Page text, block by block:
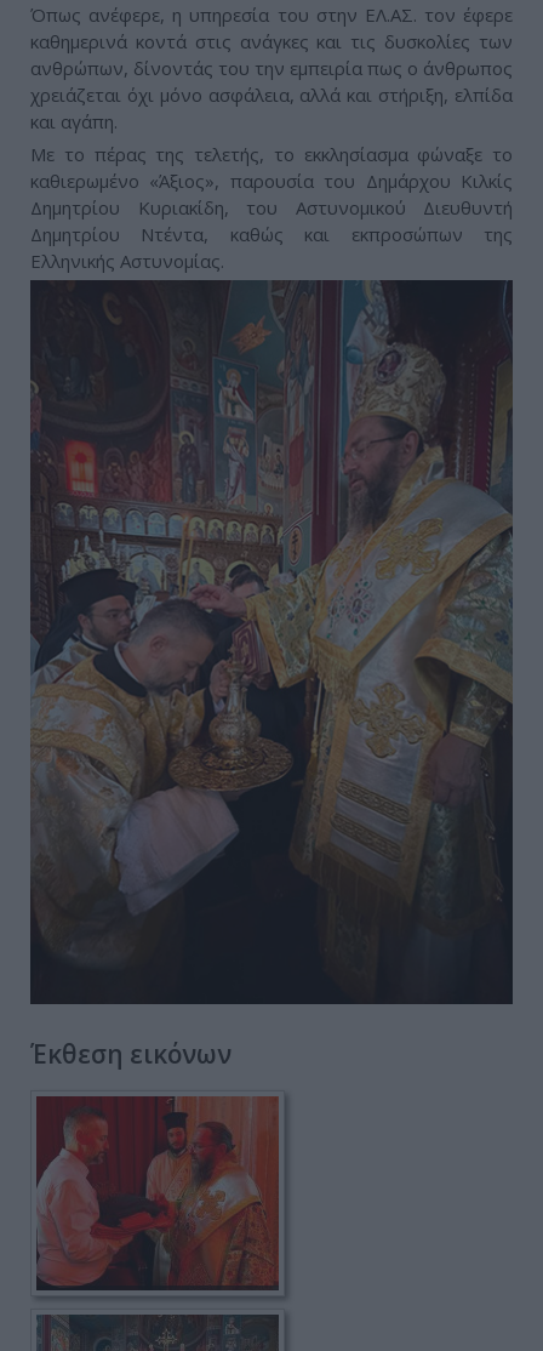
Όπως ανέφερε, η υπηρεσία του στην ΕΛ.ΑΣ. τον έφερε
καθημερινά κοντά στις ανάγκες και τις δυσκολίες των
ανθρώπων, δίνοντάς του την εμπειρία πως ο άνθρωπος
χρειάζεται όχι μόνο ασφάλεια, αλλά και στήριξη, ελπίδα
και αγάπη.
Με το πέρας της τελετής, το εκκλησίασμα φώναξε το
καθιερωμένο «Άξιος», παρουσία του Δημάρχου Κιλκίς
Δημητρίου Κυριακίδη, του Αστυνομικού Διευθυντή
Δημητρίου Ντέντα, καθώς και εκπροσώπων της
Ελληνικής Αστυνομίας.
Έκθεση εικόνων